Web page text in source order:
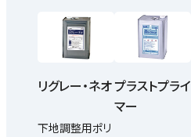
リグレー・ネオ
下地調整用ポリ
プラストプライ
マー